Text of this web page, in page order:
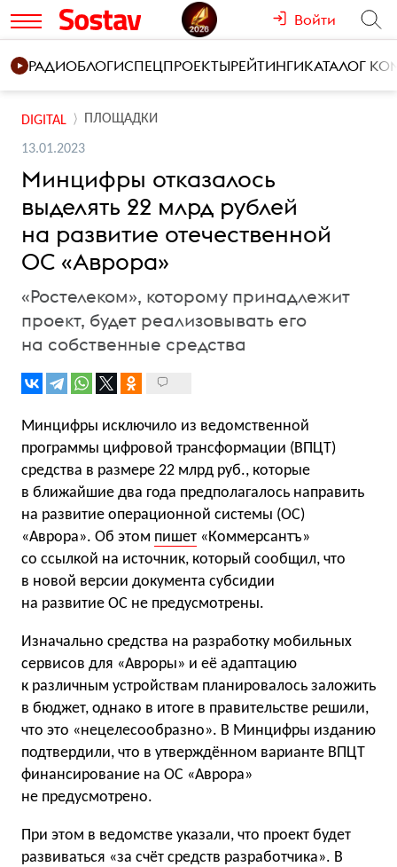
Войти
РАДИОБЛОГИСПЕЦПРОЕКТЫРЕЙТИНГИКАТАЛОГ
DIGITAL ПЛОЩАДКИ
13.01.2023
Минцифры отказалось
выделять 22 млрд рублей
на развитие отечественной
ОС «Аврора»
«Ростелеком», которому принадлежит
проект, будет реализовывать его
на собственные средства
Минцифры исключило из ведомственной
программы цифровой трансформации (ВПЦТ)
средства в размере 22 млрд руб., которые
в ближайшие два года предполагалось направить
на развитие операционной системы (ОС)
«Аврора». Об этом пишет «Коммерсантъ»
со ссылкой на источник, который сообщил, что
в новой версии документа субсидии
на развитие ОС не предусмотрены.
Изначально средства на разработку мобильных
сервисов для «Авроры» и её адаптацию
к различным устройствам планировалось заложить
в бюджет, однако в итоге в правительстве решили,
что это «нецелесообразно». В Минцифры изданию
подтвердили, что в утверждённом варианте ВПЦТ
финансирование на ОС «Аврора»
не предусмотрено.
При этом в ведомстве указали, что проект будет
развиваться «за счёт средств разработчика». В